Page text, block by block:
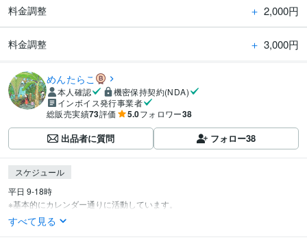
料金調整 ＋ 2,000円
料金調整 ＋ 3,000円
めんたらこ
本人確認
機密保持契約(NDA)
インボイス発行事業者
総販売実績73評価 5.0フォロワー38
出品者に質問 フォロー38
スケジュール
平日 9-18時
※基本的にカレンダー通りに活動しています。
すべて見る